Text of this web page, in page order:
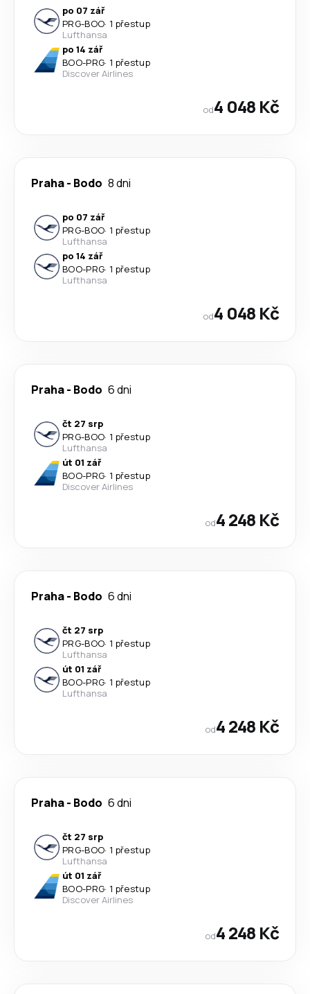
po 07 zář
PRG-BOO· 1 přestup
Lufthansa
po 14 zář
BOO-PRG· 1 přestup
Discover Airlines
od4 048 Kč
Praha- Bodo 8 dni
po 07 zář
PRG-BOO· 1 přestup
Lufthansa
po 14 zář
BOO-PRG· 1 přestup
Lufthansa
od4 048 Kč
Praha- Bodo 6 dni
čt 27 srp
PRG-BOO· 1 přestup
Lufthansa
út 01 zář
BOO-PRG· 1 přestup
Discover Airlines
od4 248 Kč
Praha- Bodo 6 dni
čt 27 srp
PRG-BOO· 1 přestup
Lufthansa
út 01 zář
BOO-PRG· 1 přestup
Lufthansa
od4 248 Kč
Praha- Bodo 6 dni
čt 27 srp
PRG-BOO· 1 přestup
Lufthansa
út 01 zář
BOO-PRG· 1 přestup
Discover Airlines
od4 248 Kč